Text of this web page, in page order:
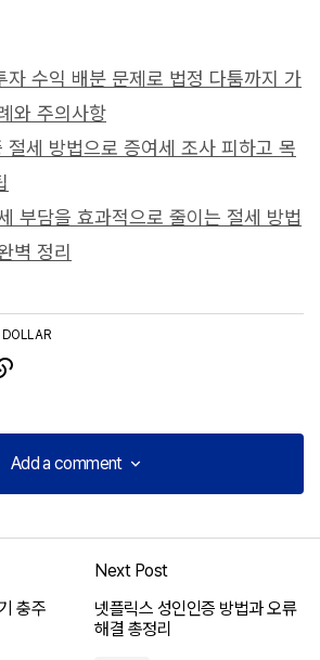
자 수익 배분 문제로 법정 다툼까지 가
와 주의사항
절세 방법으로 증여세 조사 피하고 목
부담을 효과적으로 줄이는 절세 방법
벽 정리
DOLLAR
Add a comment
Add a comment
충주
Next Post
넷플릭스 성인인증 방법과 오류
해결 총정리